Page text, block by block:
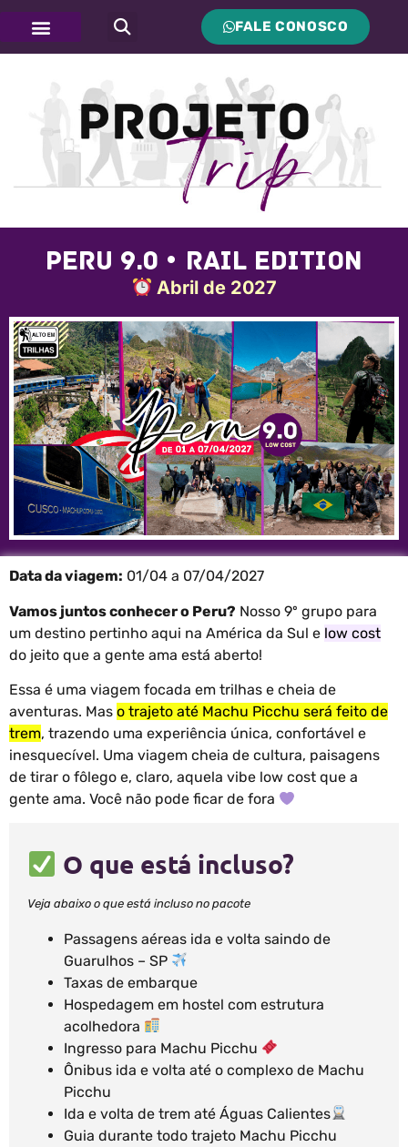
FALE CONOSCO
Peru 9.0 • Rail Edition
Abril de 2027
Data da viagem: 01/04 a 07/04/2027
Vamos juntos conhecer o Peru? Nosso 9º grupo para
um destino pertinho aqui na América da Sul e low cost
do jeito que a gente ama está aberto!
Essa é uma viagem focada em trilhas e cheia de
aventuras. Mas o trajeto até Machu Picchu será feito de
trem, trazendo uma experiência única, confortável e
inesquecível. Uma viagem cheia de cultura, paisagens
de tirar o fôlego e, claro, aquela vibe low cost que a
gente ama. Você não pode ficar de fora
O que está incluso?
Veja abaixo o que está incluso no pacote
Passagens aéreas ida e volta saindo de
Guarulhos – SP
Taxas de embarque
Hospedagem em hostel com estrutura
acolhedora
Ingresso para Machu Picchu
Ônibus ida e volta até o complexo de Machu
Picchu
Ida e volta de trem até Águas Calientes
Guia durante todo trajeto Machu Picchu